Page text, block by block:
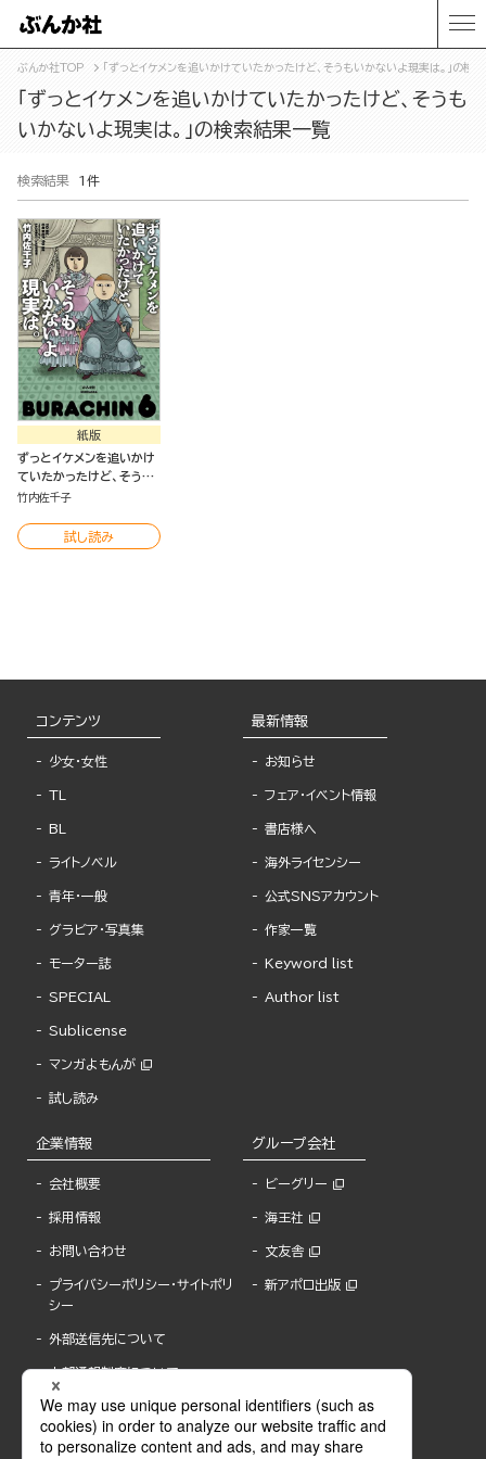
ぶんか社TOP 「ずっとイケメンを追いかけていたかったけど、そうもいかないよ現実は。」の検
「ずっとイケメンを追いかけていたかったけど、そうも
いかないよ現実は。」の検索結果一覧
検索結果 1件
紙版
ずっとイケメンを追いかけ
ていたかったけど、そうも
いかないよ現実は。
竹内佐千子
試し読み
コンテンツ
少女・女性
TL
BL
ライトノベル
青年・一般
グラビア・写真集
モーター誌
SPECIAL
Sublicense
マンガよもんが
試し読み
最新情報
お知らせ
フェア・イベント情報
書店様へ
海外ライセンシー
公式SNSアカウント
作家一覧
Keyword list
Author list
企業情報
会社概要
採用情報
お問い合わせ
プライバシーポリシー・サイトポリ
シー
外部送信先について
内部通報制度について
グループ会社
ビーグリー
海王社
文友舎
新アポロ出版